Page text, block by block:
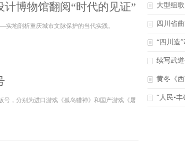
博物馆翻阅“时代的见证”
地剖析重庆城市文脉保护的当代实践。
，分别为进口游戏《孤岛猎神》和国产游戏《屠
大型组
四川省
开
“四川造
续写武
黄冬《
“人民•